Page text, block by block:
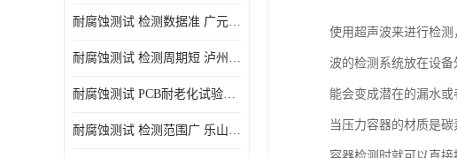
耐腐蚀测试 检测数据准 广元家电腐蚀试验
耐腐蚀测试 检测周期短 泸州仪器仪表盐雾试验
耐腐蚀测试 PCB耐老化试验供应 就近安排检测
耐腐蚀测试 检测范围广 乐山腐蚀试验供应
使用超声波来进行检
波的检测系统放在设
能会变成潜在的漏水或
当压力容器的材质是